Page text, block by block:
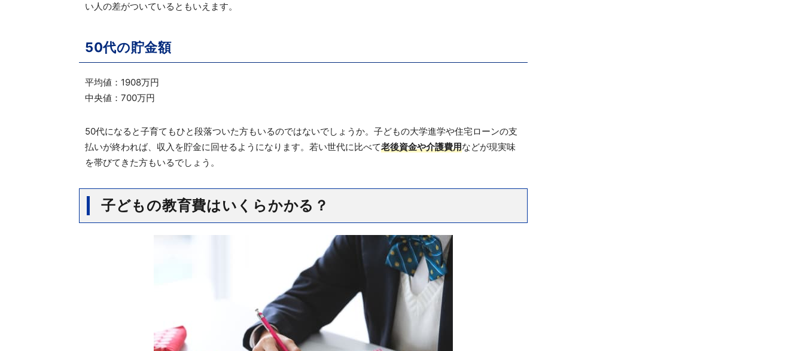
い人の差がついているともいえます。
50代の貯金額
平均値：1908万円
中央値：700万円
50代になると子育てもひと段落ついた方もいるのではないでしょうか。子どもの大学進学や住宅ローンの支
払いが終われば、収入を貯金に回せるようになります。若い世代に比べて老後資金や介護費用などが現実味
を帯びてきた方もいるでしょう。
子どもの教育費はいくらかかる？